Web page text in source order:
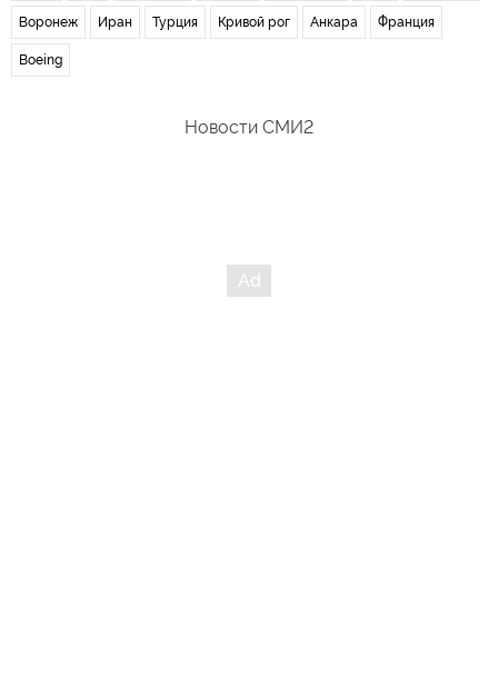
Воронеж Иран Турция Кривой рог Анкара Франция
Boeing
Новости СМИ2